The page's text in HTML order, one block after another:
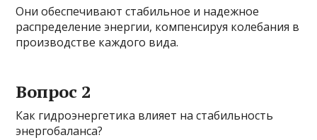
Они обеспечивают стабильное и надежное
распределение энергии, компенсируя колебания в
производстве каждого вида.
Вопрос 2
Как гидроэнергетика влияет на стабильность
энергобаланса?